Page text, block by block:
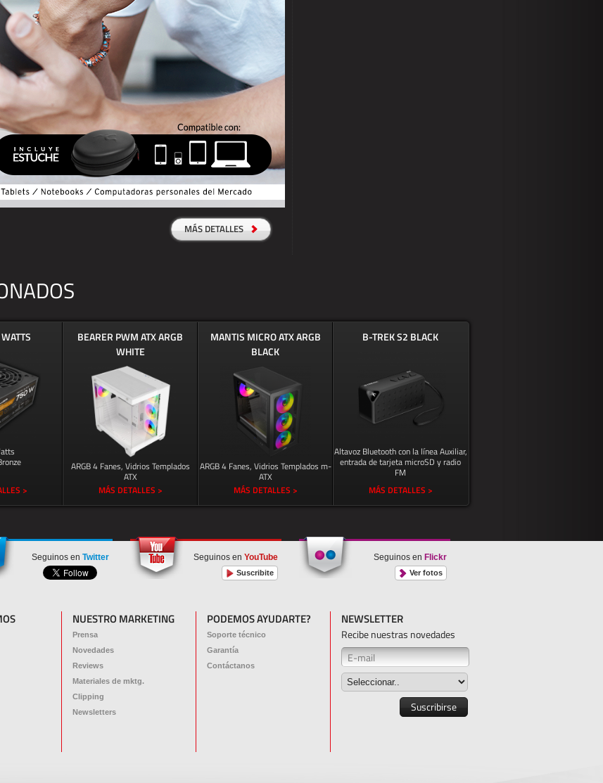
MÁS DETALLES
>
BEARER PWM ATX ARGB
WHITE
ARGB 4 Fanes, Vidrios Templados
ATX
MÁS DETALLES >
MANTIS MICRO ATX ARGB
BLACK
ARGB 4 Fanes, Vidrios Templados m-
ATX
MÁS DETALLES >
B-TREK S2 BLACK
Altavoz Bluetooth con la línea Auxiliar,
entrada de tarjeta microSD y radio
FM
MÁS DETALLES >
Seguinos en Twitter Seguinos en YouTube
Suscribite
Seguinos en Flickr
Ver fotos
NUESTRO MARKETING
Prensa
Novedades
Reviews
Materiales de mktg.
Clipping
Newsletters
PODEMOS AYUDARTE?
Soporte técnico
Garantía
Contáctanos
NEWSLETTER
Recibe nuestras novedades